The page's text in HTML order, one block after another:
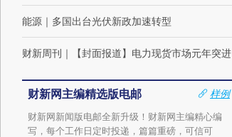
能源 ｜ 多国出台光伏新政加速转型
财新周刊 ｜ 【封面报道】电力现货市场元年突进
财新网主编精选版电邮
样例
财新网新闻版电邮全新升级！财新网主编精心编
写，每个工作日定时投递，篇篇重磅，可信可